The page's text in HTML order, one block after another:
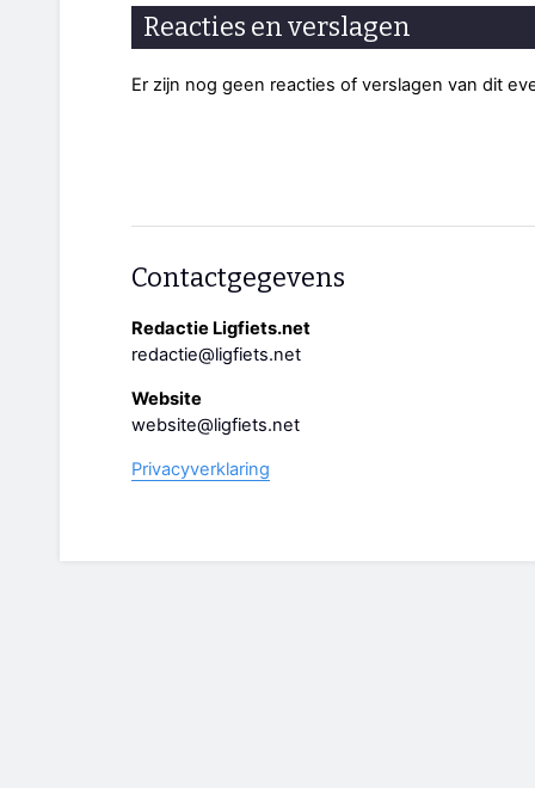
Reacties en verslagen
Er zijn nog geen reacties of verslagen van dit
Contactgegevens
Redactie Ligfiets.net
redactie@ligfiets.net
Website
website@ligfiets.net
Privacyverklaring